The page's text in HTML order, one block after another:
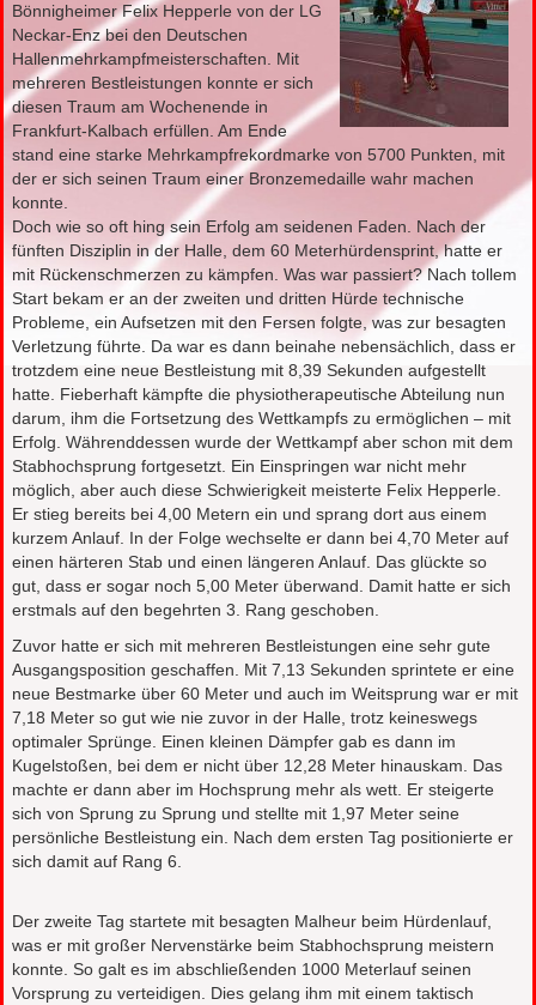
Bönnigheimer Felix Hepperle von der LG
Neckar-Enz bei den Deutschen
Hallenmehrkampfmeisterschaften. Mit
mehreren Bestleistungen konnte er sich
diesen Traum am Wochenende in
Frankfurt-Kalbach erfüllen. Am Ende
stand eine starke Mehrkampfrekordmarke von 5700 Punkten, mit
der er sich seinen Traum einer Bronzemedaille wahr machen
konnte.
Doch wie so oft hing sein Erfolg am seidenen Faden. Nach der
fünften Disziplin in der Halle, dem 60 Meterhürdensprint, hatte er
mit Rückenschmerzen zu kämpfen. Was war passiert? Nach tollem
Start bekam er an der zweiten und dritten Hürde technische
Probleme, ein Aufsetzen mit den Fersen folgte, was zur besagten
Verletzung führte. Da war es dann beinahe nebensächlich, dass er
trotzdem eine neue Bestleistung mit 8,39 Sekunden aufgestellt
hatte. Fieberhaft kämpfte die physiotherapeutische Abteilung nun
darum, ihm die Fortsetzung des Wettkampfs zu ermöglichen – mit
Erfolg. Währenddessen wurde der Wettkampf aber schon mit dem
Stabhochsprung fortgesetzt. Ein Einspringen war nicht mehr
möglich, aber auch diese Schwierigkeit meisterte Felix Hepperle.
Er stieg bereits bei 4,00 Metern ein und sprang dort aus einem
kurzem Anlauf. In der Folge wechselte er dann bei 4,70 Meter auf
einen härteren Stab und einen längeren Anlauf. Das glückte so
gut, dass er sogar noch 5,00 Meter überwand. Damit hatte er sich
erstmals auf den begehrten 3. Rang geschoben.
Zuvor hatte er sich mit mehreren Bestleistungen eine sehr gute
Ausgangsposition geschaffen. Mit 7,13 Sekunden sprintete er eine
neue Bestmarke über 60 Meter und auch im Weitsprung war er mit
7,18 Meter so gut wie nie zuvor in der Halle, trotz keineswegs
optimaler Sprünge. Einen kleinen Dämpfer gab es dann im
Kugelstoßen, bei dem er nicht über 12,28 Meter hinauskam. Das
machte er dann aber im Hochsprung mehr als wett. Er steigerte
sich von Sprung zu Sprung und stellte mit 1,97 Meter seine
persönliche Bestleistung ein. Nach dem ersten Tag positionierte er
sich damit auf Rang 6.
Der zweite Tag startete mit besagten Malheur beim Hürdenlauf,
was er mit großer Nervenstärke beim Stabhochsprung meistern
konnte. So galt es im abschließenden 1000 Meterlauf seinen
Vorsprung zu verteidigen. Dies gelang ihm mit einem taktisch